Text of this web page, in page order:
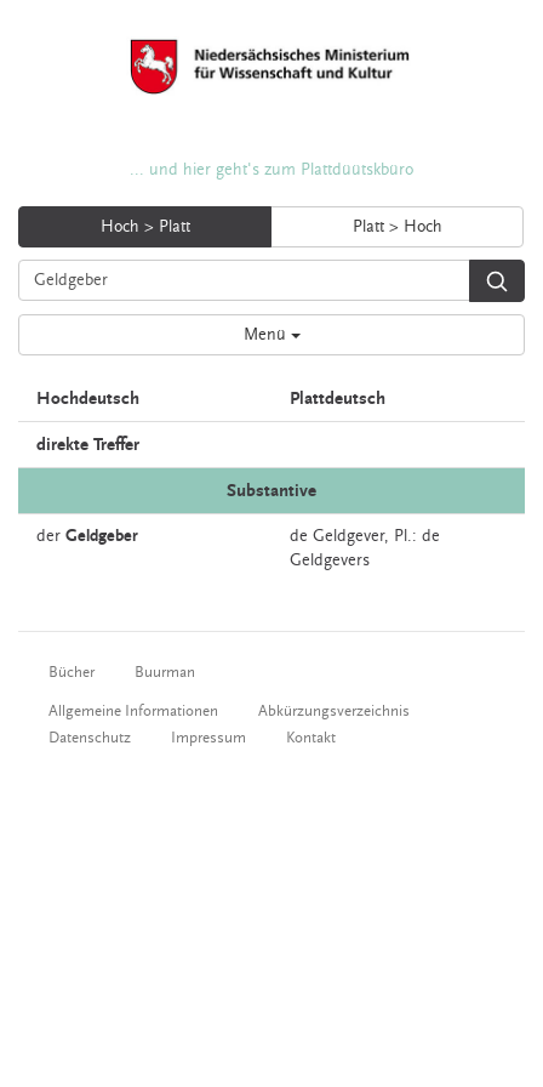
... und hier geht's zum Plattdüütskbüro
Hoch > Platt Platt > Hoch
Menü
Hochdeutsch Plattdeutsch
direkte Treffer
Substantive
der Geldgeber de Geldgever, Pl.: de
Geldgevers
Bücher Buurman
Allgemeine Informationen
Abkürzungsverzeichnis
Datenschutz
Impressum Kontakt